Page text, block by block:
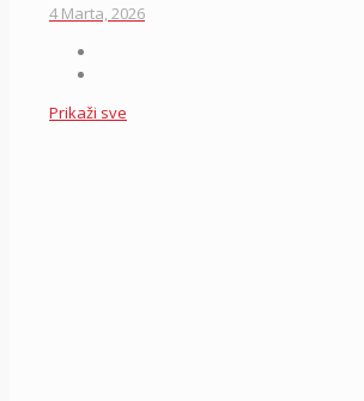
4 Marta, 2026
Prikaži sve